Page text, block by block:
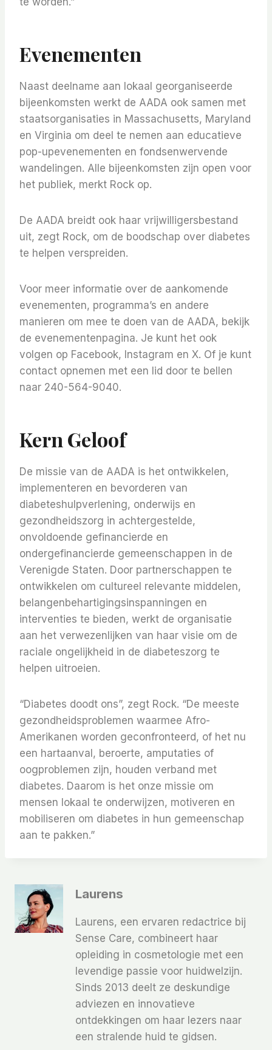
Evenementen
Naast deelname aan lokaal georganiseerde
bijeenkomsten werkt de AADA ook samen met
staatsorganisaties in Massachusetts, Maryland
en Virginia om deel te nemen aan educatieve
pop-upevenementen en fondsenwervende
wandelingen. Alle bijeenkomsten zijn open voor
het publiek, merkt Rock op.
De AADA breidt ook haar vrijwilligersbestand
uit, zegt Rock, om de boodschap over diabetes
te helpen verspreiden.
Voor meer informatie over de aankomende
evenementen, programma’s en andere
manieren om mee te doen van de AADA, bekijk
de evenementenpagina. Je kunt het ook
volgen op Facebook, Instagram en X. Of je kunt
contact opnemen met een lid door te bellen
naar 240-564-9040.
Kern Geloof
De missie van de AADA is het ontwikkelen,
implementeren en bevorderen van
diabeteshulpverlening, onderwijs en
gezondheidszorg in achtergestelde,
onvoldoende gefinancierde en
ondergefinancierde gemeenschappen in de
Verenigde Staten. Door partnerschappen te
ontwikkelen om cultureel relevante middelen,
belangenbehartigingsinspanningen en
interventies te bieden, werkt de organisatie
aan het verwezenlijken van haar visie om de
raciale ongelijkheid in de diabeteszorg te
helpen uitroeien.
“Diabetes doodt ons”, zegt Rock. “De meeste
gezondheidsproblemen waarmee Afro-
Amerikanen worden geconfronteerd, of het nu
een hartaanval, beroerte, amputaties of
oogproblemen zijn, houden verband met
diabetes. Daarom is het onze missie om
mensen lokaal te onderwijzen, motiveren en
mobiliseren om diabetes in hun gemeenschap
aan te pakken.”
Laurens
Laurens, een ervaren redactrice bij
Sense Care, combineert haar
opleiding in cosmetologie met een
levendige passie voor huidwelzijn.
Sinds 2013 deelt ze deskundige
adviezen en innovatieve
ontdekkingen om haar lezers naar
een stralende huid te gidsen.